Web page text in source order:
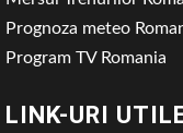
Prognoza meteo
Program TV Romania
LINK-URI